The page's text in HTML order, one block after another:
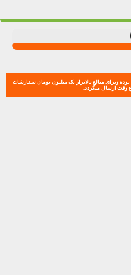
وبرای مبالغ بالاتراز یک میلیون تومان سفارشات
وقت ارسال میگردد.